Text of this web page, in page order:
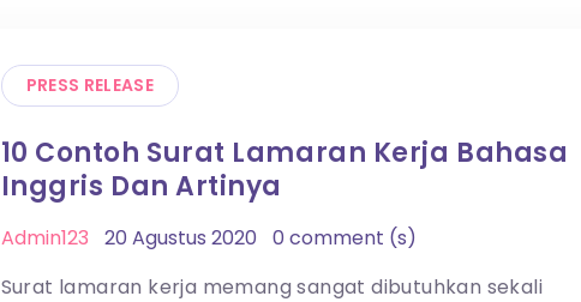
PRESS RELEASE
10 Contoh Surat Lamaran Kerja Bahasa
Inggris Dan Artinya
Admin123 20 Agustus 2020
0 comment (s)
Surat lamaran kerja memang sangat dibutuhkan sekali